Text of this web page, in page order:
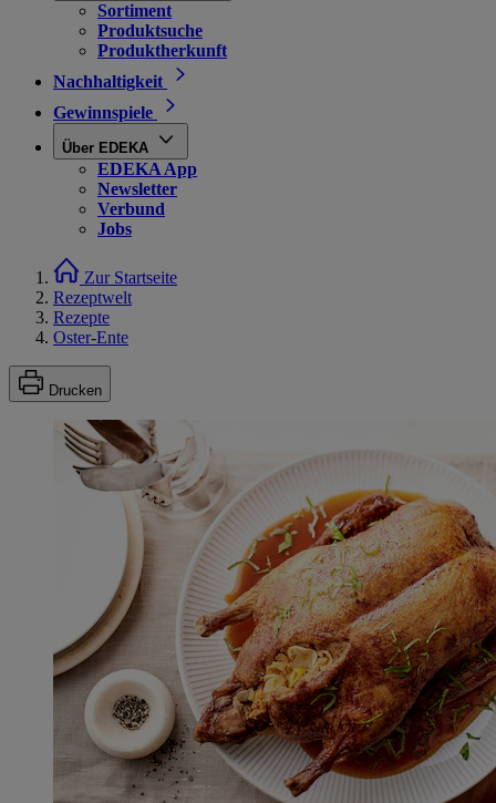
Sortiment
Produktsuche
Produktherkunft
Nachhaltigkeit
Gewinnspiele
Über EDEKA
EDEKA App
Newsletter
Verbund
Jobs
Zur Startseite
Rezeptwelt
Rezepte
Oster-Ente
Drucken